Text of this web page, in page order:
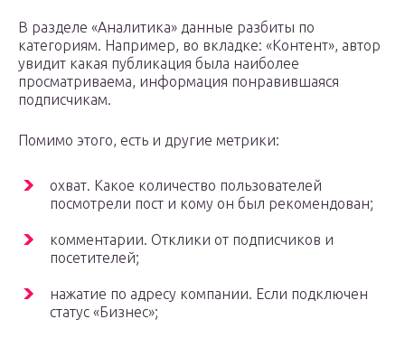
В разделе «Аналитика» данные разбиты по
категориям. Например, во вкладке: «Контент», автор
увидит какая публикация была наиболее
просматриваема, информация понравившаяся
подписчикам.
Помимо этого, есть и другие метрики:
охват. Какое количество пользователей
посмотрели пост и кому он был рекомендован;
комментарии. Отклики от подписчиков и
посетителей;
нажатие по адресу компании. Если подключен
статус «Бизнес»;